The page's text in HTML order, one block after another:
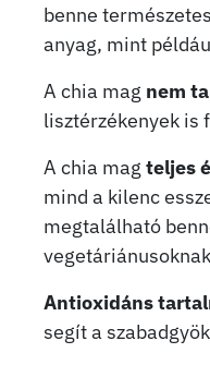
benne
anyag, mint
A chia mag nem
lisztérzékenyek is
A chia mag teljes
mind a kilenc
megtalálható
Antioxidáns
segít a